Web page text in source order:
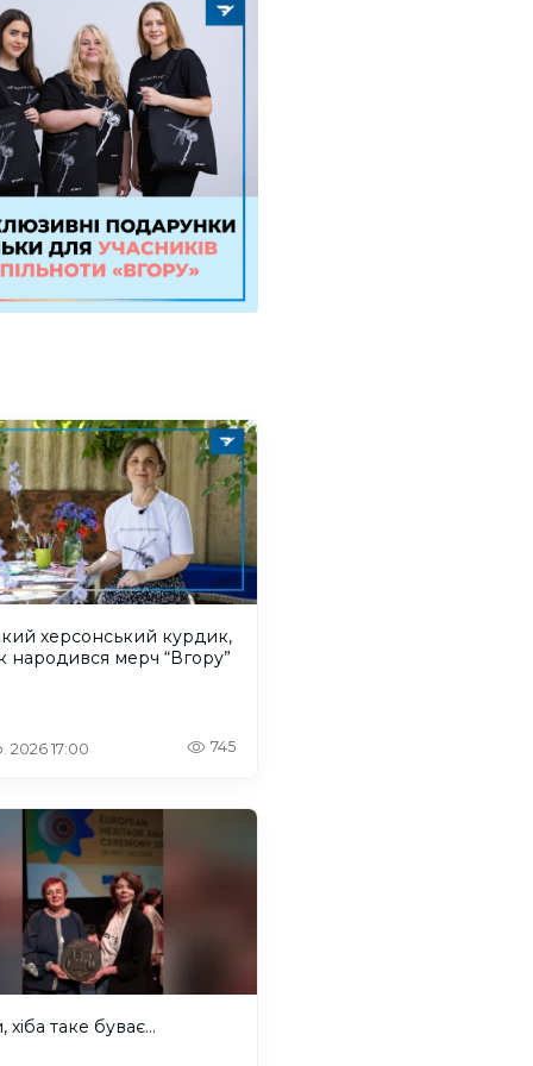
херсонський курдик,
народився мерч “Вгору”
2026 17:00 745
таке буває...